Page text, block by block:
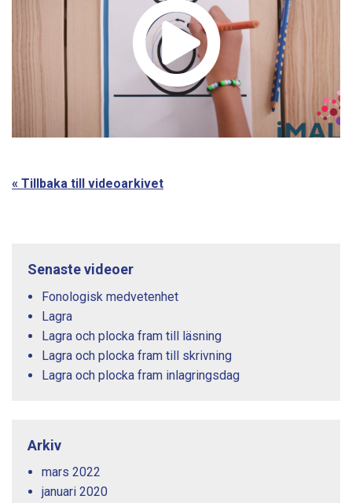
« Tillbaka till videoarkivet
Senaste videoer
Fonologisk medvetenhet
Lagra
Lagra och plocka fram till läsning
Lagra och plocka fram till skrivning
Lagra och plocka fram inlagringsdag
Arkiv
mars 2022
januari 2020